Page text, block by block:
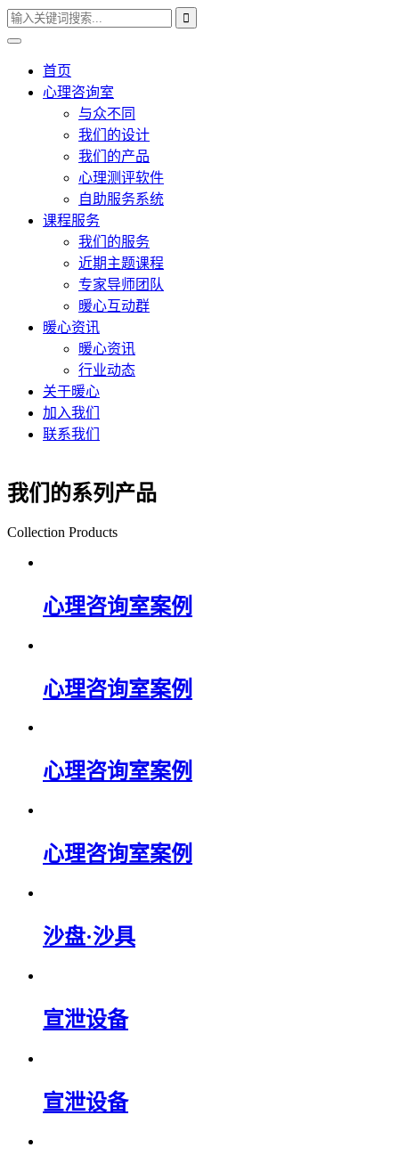
首页
心理咨询室
与众不同
我们的设计
我们的产品
心理测评软件
自助服务系统
课程服务
我们的服务
近期主题课程
专家导师团队
暖心互动群
暖心资讯
暖心资讯
行业动态
关于暖心
加入我们
联系我们
我们的系列产品
Collection Products
心理咨询室案例
心理咨询室案例
心理咨询室案例
心理咨询室案例
沙盘·沙具
宣泄设备
宣泄设备